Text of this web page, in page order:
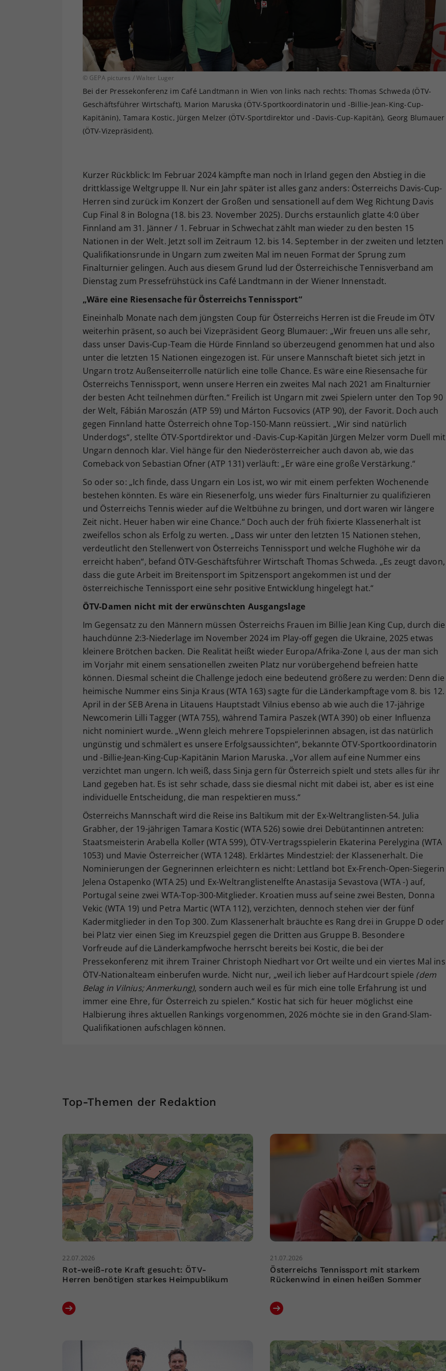
© GEPA pictures / Walter Luger
Bei der Pressekonferenz im Café Landtmann in Wien von links nach rechts: Thomas Schweda (ÖTV-
Geschäftsführer Wirtschaft), Marion Maruska (ÖTV-Sportkoordinatorin und -Billie-Jean-King-Cup-
Kapitänin), Tamara Kostic, Jürgen Melzer (ÖTV-Sportdirektor und -Davis-Cup-Kapitän), Georg Blumauer
(ÖTV-Vizepräsident).
Kurzer Rückblick: Im Februar 2024 kämpfte man noch in Irland gegen den Abstieg in die
drittklassige Weltgruppe II. Nur ein Jahr später ist alles ganz anders: Österreichs Davis-Cup-
Herren sind zurück im Konzert der Großen und sensationell auf dem Weg Richtung Davis
Cup Final 8 in Bologna (18. bis 23. November 2025). Durchs erstaunlich glatte 4:0 über
Finnland am 31. Jänner / 1. Februar in Schwechat zählt man wieder zu den besten 15
Nationen in der Welt. Jetzt soll im Zeitraum 12. bis 14. September in der zweiten und letzten
Qualifikationsrunde in Ungarn zum zweiten Mal im neuen Format der Sprung zum
Finalturnier gelingen. Auch aus diesem Grund lud der Österreichische Tennisverband am
Dienstag zum Pressefrühstück ins Café Landtmann in der Wiener Innenstadt.
„Wäre eine Riesensache für Österreichs Tennissport“
Eineinhalb Monate nach dem jüngsten Coup für Österreichs Herren ist die Freude im ÖTV
weiterhin präsent, so auch bei Vizepräsident Georg Blumauer: „Wir freuen uns alle sehr,
dass unser Davis-Cup-Team die Hürde Finnland so überzeugend genommen hat und also
unter die letzten 15 Nationen eingezogen ist. Für unsere Mannschaft bietet sich jetzt in
Ungarn trotz Außenseiterrolle natürlich eine tolle Chance. Es wäre eine Riesensache für
Österreichs Tennissport, wenn unsere Herren ein zweites Mal nach 2021 am Finalturnier
der besten Acht teilnehmen dürften.“ Freilich ist Ungarn mit zwei Spielern unter den Top 90
der Welt, Fábián Maroszán (ATP 59) und Márton Fucsovics (ATP 90), der Favorit. Doch auch
gegen Finnland hatte Österreich ohne Top-150-Mann reüssiert. „Wir sind natürlich
Underdogs“, stellte ÖTV-Sportdirektor und -Davis-Cup-Kapitän Jürgen Melzer vorm Duell mit
Ungarn dennoch klar. Viel hänge für den Niederösterreicher auch davon ab, wie das
Comeback von Sebastian Ofner (ATP 131) verläuft: „Er wäre eine große Verstärkung.“
So oder so: „Ich finde, dass Ungarn ein Los ist, wo wir mit einem perfekten Wochenende
bestehen könnten. Es wäre ein Riesenerfolg, uns wieder fürs Finalturnier zu qualifizieren
und Österreichs Tennis wieder auf die Weltbühne zu bringen, und dort waren wir längere
Zeit nicht. Heuer haben wir eine Chance.“ Doch auch der früh fixierte Klassenerhalt ist
zweifellos schon als Erfolg zu werten. „Dass wir unter den letzten 15 Nationen stehen,
verdeutlicht den Stellenwert von Österreichs Tennissport und welche Flughöhe wir da
erreicht haben“, befand ÖTV-Geschäftsführer Wirtschaft Thomas Schweda. „Es zeugt davon,
dass die gute Arbeit im Breitensport im Spitzensport angekommen ist und der
österreichische Tennissport eine sehr positive Entwicklung hingelegt hat.“
ÖTV-Damen nicht mit der erwünschten Ausgangslage
Im Gegensatz zu den Männern müssen Österreichs Frauen im Billie Jean King Cup, durch die
hauchdünne 2:3-Niederlage im November 2024 im Play-off gegen die Ukraine, 2025 etwas
kleinere Brötchen backen. Die Realität heißt wieder Europa/Afrika-Zone I, aus der man sich
im Vorjahr mit einem sensationellen zweiten Platz nur vorübergehend befreien hatte
können. Diesmal scheint die Challenge jedoch eine bedeutend größere zu werden: Denn die
heimische Nummer eins Sinja Kraus (WTA 163) sagte für die Länderkampftage vom 8. bis 12.
April in der SEB Arena in Litauens Hauptstadt Vilnius ebenso ab wie auch die 17-jährige
Newcomerin Lilli Tagger (WTA 755), während Tamira Paszek (WTA 390) ob einer Influenza
nicht nominiert wurde. „Wenn gleich mehrere Topspielerinnen absagen, ist das natürlich
ungünstig und schmälert es unsere Erfolgsaussichten“, bekannte ÖTV-Sportkoordinatorin
und -Billie-Jean-King-Cup-Kapitänin Marion Maruska. „Vor allem auf eine Nummer eins
verzichtet man ungern. Ich weiß, dass Sinja gern für Österreich spielt und stets alles für ihr
Land gegeben hat. Es ist sehr schade, dass sie diesmal nicht mit dabei ist, aber es ist eine
individuelle Entscheidung, die man respektieren muss.“
Österreichs Mannschaft wird die Reise ins Baltikum mit der Ex-Weltranglisten-54. Julia
Grabher, der 19-jährigen Tamara Kostic (WTA 526) sowie drei Debütantinnen antreten:
Staatsmeisterin Arabella Koller (WTA 599), ÖTV-Vertragsspielerin Ekaterina Perelygina (WTA
1053) und Mavie Österreicher (WTA 1248). Erklärtes Mindestziel: der Klassenerhalt. Die
Nominierungen der Gegnerinnen erleichtern es nicht: Lettland bot Ex-French-Open-Siegerin
Jelena Ostapenko (WTA 25) und Ex-Weltranglistenelfte Anastasija Sevastova (WTA -) auf,
Portugal seine zwei WTA-Top-300-Mitglieder. Kroatien muss auf seine zwei Besten, Donna
Vekic (WTA 19) und Petra Martic (WTA 112), verzichten, dennoch stehen vier der fünf
Kadermitglieder in den Top 300. Zum Klassenerhalt bräuchte es Rang drei in Gruppe D oder
bei Platz vier einen Sieg im Kreuzspiel gegen die Dritten aus Gruppe B. Besondere
Vorfreude auf die Länderkampfwoche herrscht bereits bei Kostic, die bei der
Pressekonferenz mit ihrem Trainer Christoph Niedhart vor Ort weilte und ein viertes Mal ins
ÖTV-Nationalteam einberufen wurde. Nicht nur, „weil ich lieber auf Hardcourt spiele (dem
Belag in Vilnius; Anmerkung), sondern auch weil es für mich eine tolle Erfahrung ist und
immer eine Ehre, für Österreich zu spielen.“ Kostic hat sich für heuer möglichst eine
Halbierung ihres aktuellen Rankings vorgenommen, 2026 möchte sie in den Grand-Slam-
Qualifikationen aufschlagen können.
Top-Themen der Redaktion
22.07.2026
Rot-weiß-rote Kraft gesucht: ÖTV-
Herren benötigen starkes Heimpublikum
21.07.2026
Österreichs Tennissport mit starkem
Rückenwind in einen heißen Sommer
Ihrer vorgenommen Einstellungen, falls der
Webseiten-Betreiber dies eingestellt hat.